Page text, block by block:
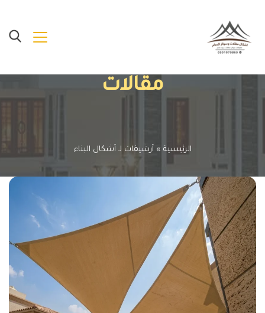
مقالات
الرئيسية » أرشيفات لـ أشكال البناء